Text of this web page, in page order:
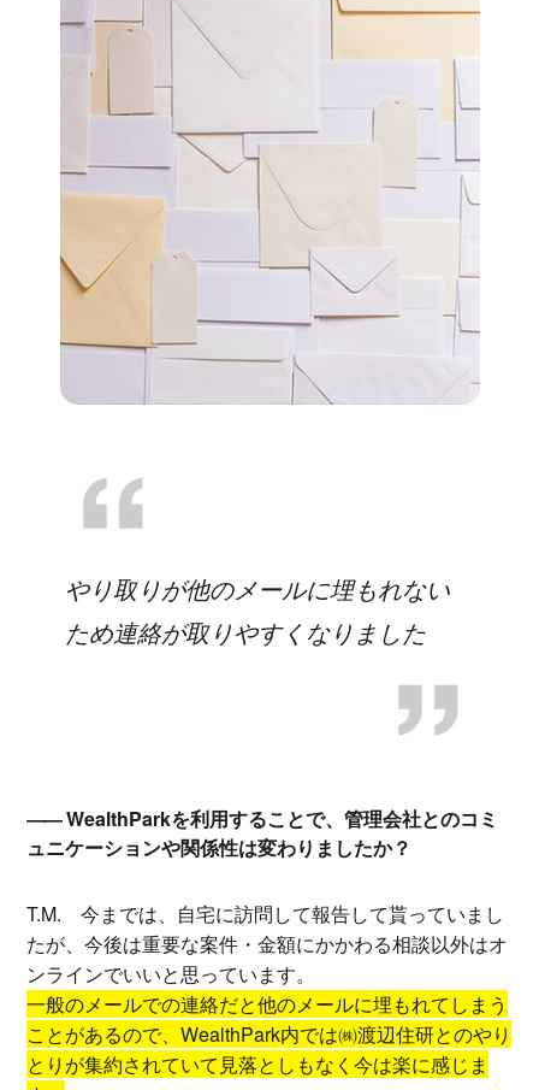
やり取りが他のメールに埋もれない
ため連絡が取りやすくなりました
WealthParkを利用することで、管理会社とのコミ
ュニケーションや関係性は変わりましたか？
T.M. 今までは、自宅に訪問して報告して貰っていまし
たが、今後は重要な案件・金額にかかわる相談以外はオ
ンラインでいいと思っています。
一般のメールでの連絡だと他のメールに埋もれてしまう
ことがあるので、WealthPark内では㈱渡辺住研とのやり
とりが集約されていて見落としもなく今は楽に感じま